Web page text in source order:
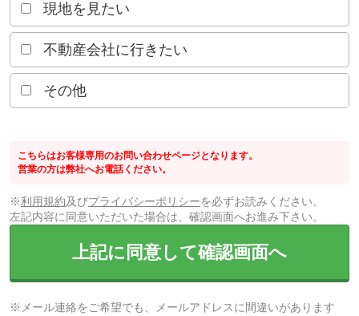
現地を見たい
不動産会社に行きたい
その他
こちらはお客様専用のお問い合わせページとなります。
営業の方は弊社へお電話ください。
※利用規約及びプライバシーポリシーを必ずお読みください。
左記内容に同意いただいた場合は、確認画面へお進み下さい。
上記に同意して確認画面へ
※メール連絡をご希望でも、メールアドレスに間違いがあります